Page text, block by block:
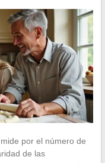
por el número de
de las